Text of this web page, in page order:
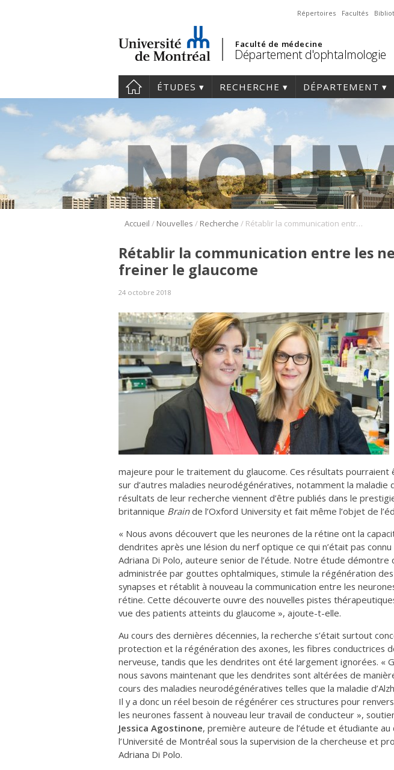
Répertoires Facultés
Faculté de médecine
Département d'ophtalmologie
ÉTUDES RECHERCHE DÉPARTEMENT
Accueil / Nouvelles / Recherche / Rétablir la communication entre les neurones pour freiner le glaucome
Rétablir la communication entre les
freiner le glaucome
24 octobre 2018
majeure pour le traitement du glaucome. Ces résultats pourraient
sur d’autres maladies neurodégénératives, notamment la maladie
résultats de leur recherche viennent d’être publiés dans le
britannique Brainde l’Oxford University et fait même l’objet de
« Nous avons découvert que les neurones de la rétine ont la
dendrites après une lésion du nerf optique ce qui n’était pas
Adriana Di Polo, auteure senior de l’étude. Notre étude démontre
administrée par gouttes ophtalmiques, stimule la régénération
synapses et rétablit à nouveau la communication entre les
rétine. Cette découverte ouvre des nouvelles pistes
vue des patients atteints du glaucome », ajoute-t-elle.
Au cours des dernières décennies, la recherche s’était surtout
protection et la régénération des axones, les fibres conductrices
nerveuse, tandis que les dendrites ont été largement ignorées. «
nous savons maintenant que les dendrites sont altérées de
cours des maladies neurodégénératives telles que la maladie
Il y a donc un réel besoin de régénérer ces structures pour
les neurones fassent à nouveau leur travail de conducteur »,
Jessica Agostinone, première auteure de l’étude et étudiante
l’Université de Montréal sous la supervision de la chercheuse et
Adriana Di Polo.